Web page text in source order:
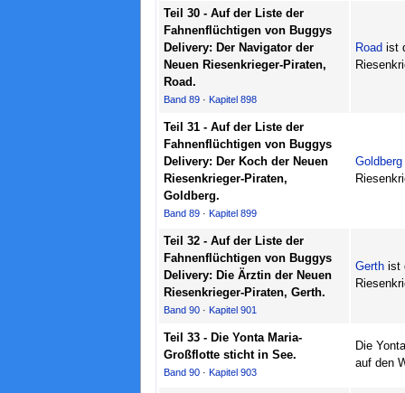
Teil 30 - Auf der Liste der
Fahnenflüchtigen von Buggys
Delivery: Der Navigator der
Neuen Riesenkrieger-Piraten,
Road.
Band 89· Kapitel 898
Road ist
Teil 31 - Auf der Liste der
Fahnenflüchtigen von Buggys
Delivery: Der Koch der Neuen
Riesenkrieger-Piraten,
Goldberg.
Band 89· Kapitel 899
Goldberg
Teil 32 - Auf der Liste der
Fahnenflüchtigen von Buggys
Delivery: Die Ärztin der Neuen
Riesenkrieger-Piraten, Gerth.
Band 90· Kapitel 901
Gerthist
Teil 33 - Die Yonta Maria-
Großflotte sticht in See.
Band 90· Kapitel 903
Die
auf den